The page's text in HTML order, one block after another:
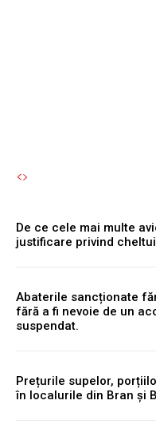
De ce cele mai multe
justificare privind
Abaterile sancționate
fără a fi nevoie de un
suspendat.
Prețurile supelor,
în localurile din Bran și